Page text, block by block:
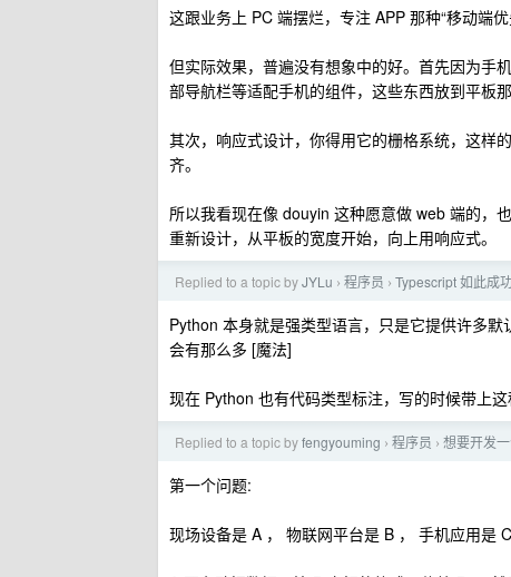
这跟业务上 PC 端摆烂，专注 APP 那种“移动端优
但实际效果，普遍没有想象中的好。首先因为手
部导航栏等适配手机的组件，这些东西放到平板
其次，响应式设计，你得用它的栅格系统，这样
齐。
所以我看现在像 douyin 这种愿意做 web 端的，
重新设计，从平板的宽度开始，向上用响应式。
Replied to a topic byJYLu › 程序员 › Typescript 如此成
Python 本身就是强类型语言，只是它提供许多
会有那么多 [魔法]
现在 Python 也有代码类型标注，写的时候带上这
Replied to a topic byfengyouming › 程序员 › 想要开发
第一个问题:
现场设备是 A ， 物联网平台是 B ， 手机应用是 C